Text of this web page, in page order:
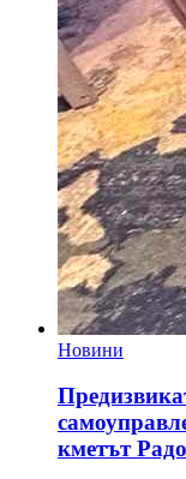
Новини
кметът